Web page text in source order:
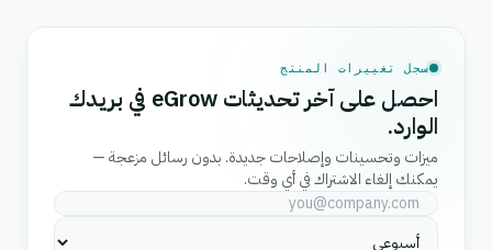
سجل تغييرات المنتج
احصل على آخر تحديثات eGrow في بريدك
الوارد.
ميزات وتحسينات وإصلاحات جديدة. بدون رسائل مزعجة —
يمكنك إلغاء الاشتراك في أي وقت.